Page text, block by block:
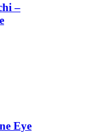
–
Eye